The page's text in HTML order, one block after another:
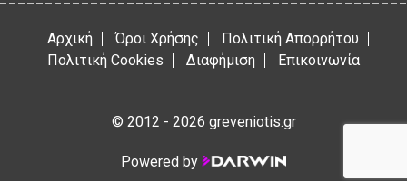
Αρχική Όροι Χρήσης
Πολιτική Απορρήτου
Πολιτική Cookies
Διαφήμιση Επικοινωνία
© 2012 - 2026 greveniotis.gr
Powered by